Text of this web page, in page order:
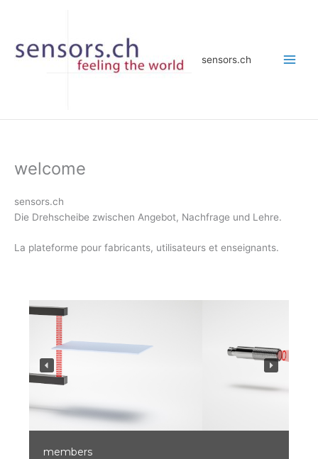
sensors.ch
welcome
sensors.ch
Die Drehscheibe zwischen Angebot, Nachfrage und Lehre.
La plateforme pour fabricants, utilisateurs et enseignants.
members